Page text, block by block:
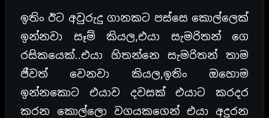
ඉතිං ඊට අවුරුදු ගානකට පස්සෙ කොල්ලෙක්
ඉන්නවා සෑම් කියල,එයා සැමරිතන් ගෙ
රසිකයෙක්..එයා හිතන්නෙ සැමරිතන් තාම
ජීවත් වෙනවා කියල,ඉතිං ඔහොම
ඉන්නකොට එයාව දවසක් එයාට කරදර
කරන කොල්ලො වගයකගෙන් එයා අදුරන